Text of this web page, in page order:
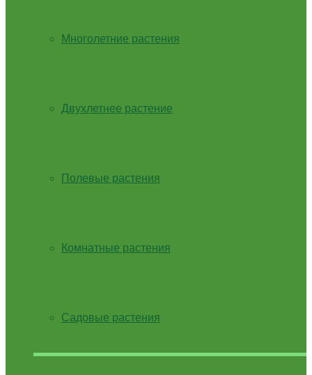
Многолетние растения
Двухлетнее растение
Полевые растения
Комнатные растения
Садовые растения